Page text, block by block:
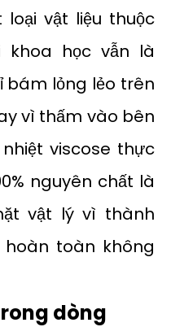
vật liệu thuộc
khoa học vẫn là
bám lỏng lẻo trên
vì thấm vào bên
viscose thực
nguyên chất là
vật lý vì thành
toàn không
dòng